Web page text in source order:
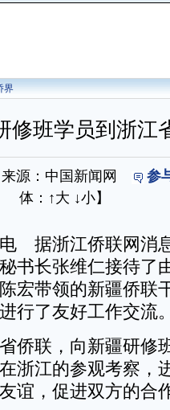
界
修班学员到浙江
源：中国新闻网
参
体： ↑大 ↓小】
据浙江侨联网消息
书长张维仁接待了
宏带领的新疆侨联
行了友好工作交流
联，向新疆研修
浙江的参观考察，
谊，促进双方的合